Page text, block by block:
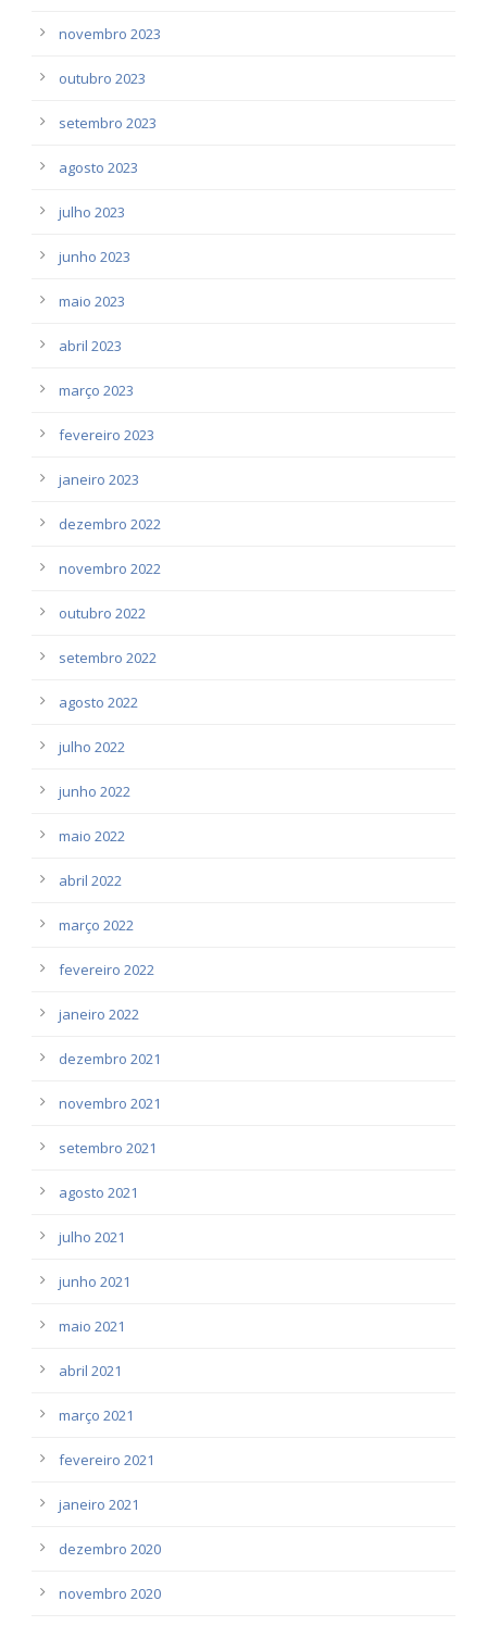
novembro 2023
outubro 2023
setembro 2023
agosto 2023
julho 2023
junho 2023
maio 2023
abril 2023
março 2023
fevereiro 2023
janeiro 2023
dezembro 2022
novembro 2022
outubro 2022
setembro 2022
agosto 2022
julho 2022
junho 2022
maio 2022
abril 2022
março 2022
fevereiro 2022
janeiro 2022
dezembro 2021
novembro 2021
setembro 2021
agosto 2021
julho 2021
junho 2021
maio 2021
abril 2021
março 2021
fevereiro 2021
janeiro 2021
dezembro 2020
novembro 2020